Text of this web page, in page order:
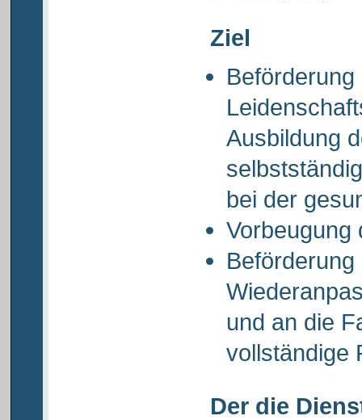
Ziel
Ausbildung
bei der
Vorbeugung
und an die
vollständige
Der die